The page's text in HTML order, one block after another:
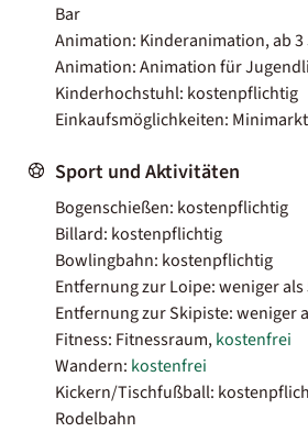
Bar
Animation: Kinderanimation, ab 3
Animation: Animation für
Kinderhochstuhl: kostenpflichtig
Einkaufsmöglichkeiten: Minimarkt
Sport und Aktivitäten
Bogenschießen: kostenpflichtig
Billard: kostenpflichtig
Bowlingbahn: kostenpflichtig
Entfernung zur Loipe: weniger als
Entfernung zur Skipiste: weniger
Fitness: Fitnessraum,kostenfrei
Wandern: kostenfrei
Kickern/Tischfußball:
Rodelbahn